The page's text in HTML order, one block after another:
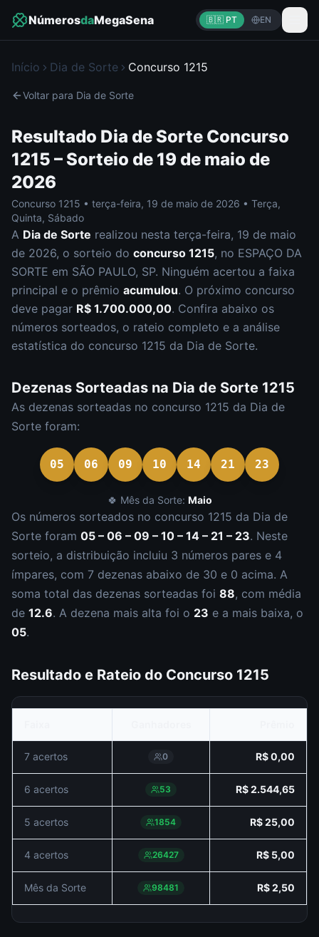
NúmerosdaMegaSena 🇧🇷 PT EN
Início Dia de Sorte Concurso 1215
Voltar para Dia de Sorte
Resultado Dia de Sorte Concurso
1215 – Sorteio de 19 de maio de
2026
Concurso 1215 • terça-feira, 19 de maio de 2026 • Terça,
Quinta, Sábado
A Dia de Sorte realizou nesta terça-feira, 19 de maio
de 2026, o sorteio do concurso 1215, no ESPAÇO DA
SORTE em SÃO PAULO, SP. Ninguém acertou a faixa
principal e o prêmio acumulou. O próximo concurso
deve pagar R$ 1.700.000,00. Confira abaixo os
números sorteados, o rateio completo e a análise
estatística do concurso 1215 da Dia de Sorte.
Dezenas Sorteadas na Dia de Sorte 1215
As dezenas sorteadas no concurso 1215 da Dia de
Sorte foram:
05 06 09 10 14 21 23
🍀 Mês da Sorte: Maio
Os números sorteados no concurso 1215 da Dia de
Sorte foram 05 – 06 – 09 – 10 – 14 – 21 – 23. Neste
sorteio, a distribuição incluiu 3 números pares e 4
ímpares, com 7 dezenas abaixo de 30 e 0 acima. A
soma total das dezenas sorteadas foi 88, com média
de 12.6. A dezena mais alta foi o 23 e a mais baixa, o
05.
Resultado e Rateio do Concurso 1215
7 acertos 0 R$ 0,00
6 acertos 53 R$ 2.544,65
5 acertos 1854 R$ 25,00
4 acertos 26427 R$ 5,00
Mês da Sorte 98481 R$ 2,50